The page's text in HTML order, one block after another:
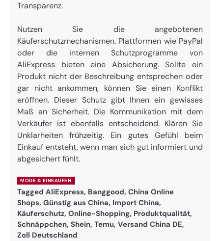
Transparenz.
Nutzen Sie die angebotenen
Käuferschutzmechanismen. Plattformen wie PayPal
oder die internen Schutzprogramme von
AliExpress bieten eine Absicherung. Sollte ein
Produkt nicht der Beschreibung entsprechen oder
gar nicht ankommen, können Sie einen Konflikt
eröffnen. Dieser Schutz gibt Ihnen ein gewisses
Maß an Sicherheit. Die Kommunikation mit dem
Verkäufer ist ebenfalls entscheidend. Klären Sie
Unklarheiten frühzeitig. Ein gutes Gefühl beim
Einkauf entsteht, wenn man sich gut informiert und
abgesichert fühlt.
MODE & EINKAUFEN
Tagged AliExpress, Banggood, China Online
Shops, Günstig aus China, Import China,
Käuferschutz, Online-Shopping, Produktqualität,
Schnäppchen, Shein, Temu, Versand China DE,
Zoll Deutschland